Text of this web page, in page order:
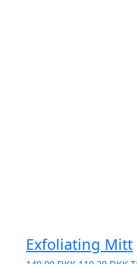
Exfoliating Mitt